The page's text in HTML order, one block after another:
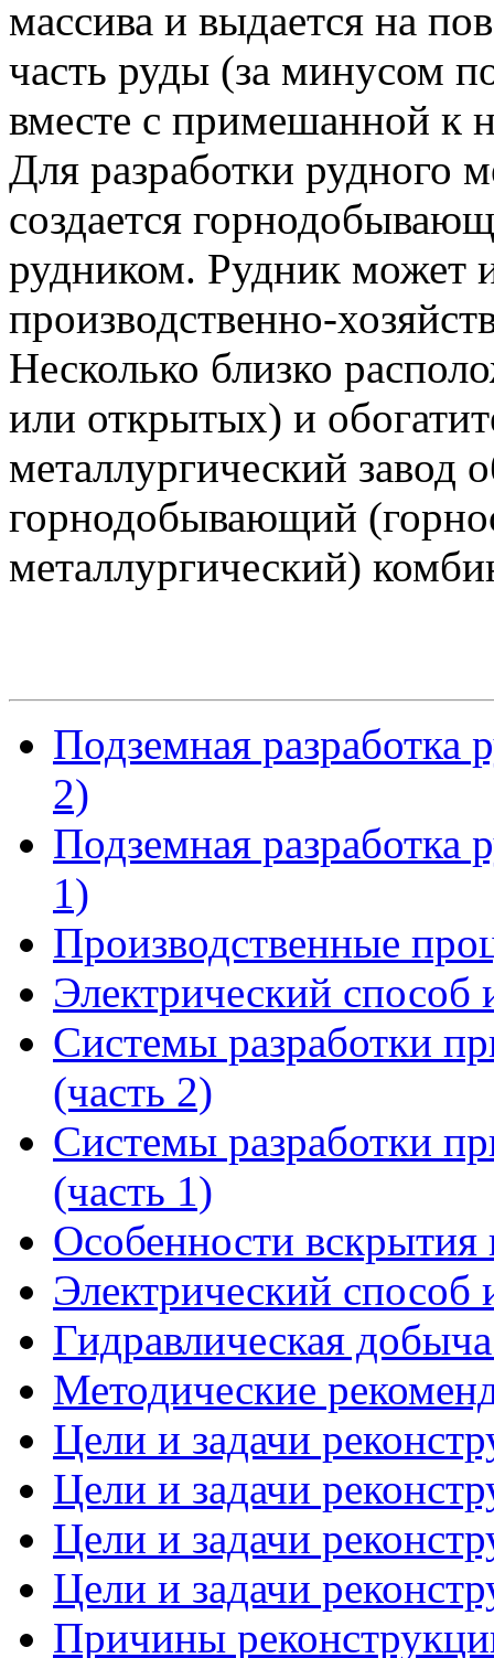
массива и выдается на
часть руды (за минусом
вместе с примешанной к
Для разработки рудного
создается
рудником. Рудник может
производственно-
Несколько близко
или открытых) и
металлургический завод
горнодобывающий
металлургический)
Подземная разработка
2)
Подземная разработка
1)
Производственные
Электрический способ
Системы разработки
(часть 2)
Системы разработки
(часть 1)
Особенности
Электрический способ
Гидравлическая
Методические
Цели и задачи
Цели и задачи
Цели и задачи
Цели и задачи
Причины